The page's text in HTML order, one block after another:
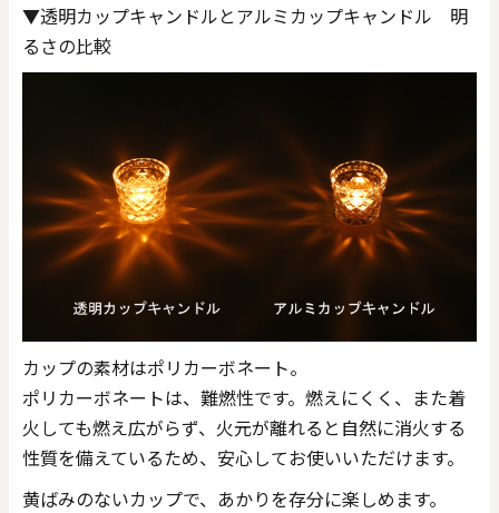
▼透明カップキャンドルとアルミカップキャンドル 明
るさの比較
カップの素材はポリカーボネート。
ポリカーボネートは、難燃性です。燃えにくく、また着
火しても燃え広がらず、火元が離れると自然に消火する
性質を備えているため、安心してお使いいただけます。
黄ばみのないカップで、あかりを存分に楽しめます。